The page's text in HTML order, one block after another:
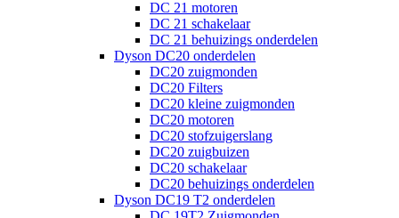
DC 21 motoren
DC 21 schakelaar
DC 21 behuizings onderdelen
Dyson DC20 onderdelen
DC20 zuigmonden
DC20 Filters
DC20 kleine zuigmonden
DC20 motoren
DC20 stofzuigerslang
DC20 zuigbuizen
DC20 schakelaar
DC20 behuizings onderdelen
Dyson DC19 T2 onderdelen